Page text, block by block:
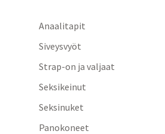
Anaalitapit
Siveysvyöt
Strap-on ja valjaat
Seksikeinut
Seksinuket
Panokoneet